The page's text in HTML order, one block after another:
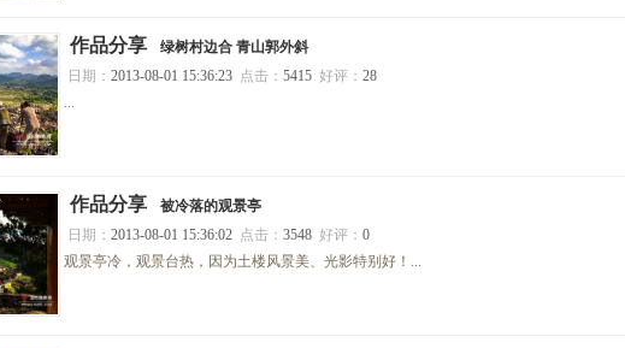
作品分享
绿树村边合 青山郭外斜
日期： 2013-08-01 15:36:23 点击： 5415 好评： 28
...
作品分享
被冷落的观景亭
日期： 2013-08-01 15:36:02 点击： 3548 好评： 0
观景亭冷，观景台热，因为土楼风景美、光影特别好！...